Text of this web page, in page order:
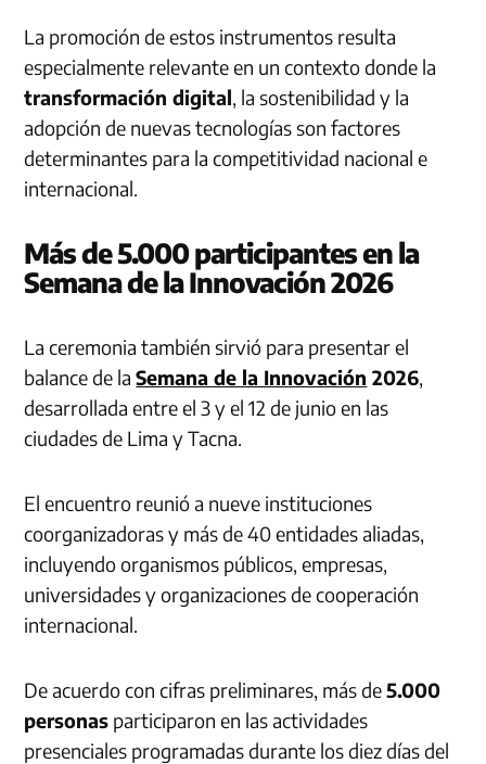
La promoción de estos instrumentos resulta
especialmente relevante en un contexto donde la
transformación digital, la sostenibilidad y la
adopción de nuevas tecnologías son factores
determinantes para la competitividad nacional e
internacional.
Más de 5.000 participantes en la
Semana de la Innovación 2026
La ceremonia también sirvió para presentar el
balance de laSemana de la Innovación 2026,
desarrollada entre el 3 y el 12 de junio en las
ciudades de Lima y Tacna.
El encuentro reunió a nueve instituciones
coorganizadoras y más de 40 entidades aliadas,
incluyendo organismos públicos, empresas,
universidades y organizaciones de cooperación
internacional.
De acuerdo con cifras preliminares, más de5.000
personas participaron en las actividades
presenciales programadas durante los diez días del